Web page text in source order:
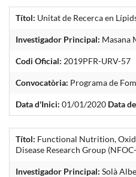
Títol: Unitat de Recerca en
Investigador Principal: Masana
Codi Oficial: 2019PFR-URV-57
Convocatòria: Programa de
Data d'Inici: 01/01/2020 Data
Títol: Functional Nutrition,
Disease Research Group
Investigador Principal: Solà